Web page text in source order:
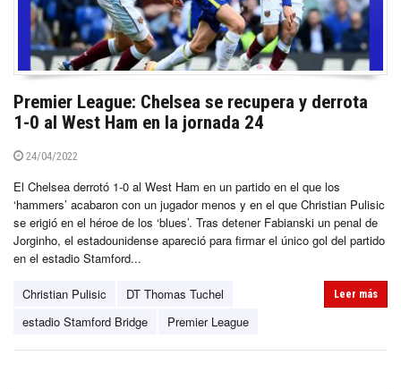
Premier League: Chelsea se recupera y derrota
1-0 al West Ham en la jornada 24
24/04/2022
El Chelsea derrotó 1-0 al West Ham en un partido en el que los
‘hammers’ acabaron con un jugador menos y en el que Christian Pulisic
se erigió en el héroe de los ‘blues’. Tras detener Fabianski un penal de
Jorginho, el estadounidense apareció para firmar el único gol del partido
en el estadio Stamford...
Christian Pulisic
DT Thomas Tuchel
estadio Stamford Bridge
Premier League
Leer más